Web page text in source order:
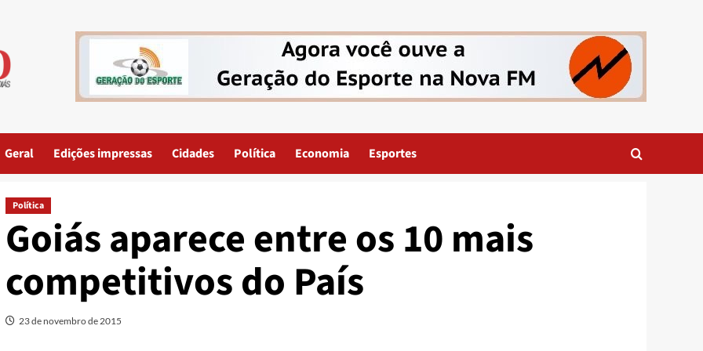
Geral Edições impressas Cidades Política Economia Esportes
Política
Goiás aparece entre os 10 mais
competitivos do País
23 de novembro de 2015